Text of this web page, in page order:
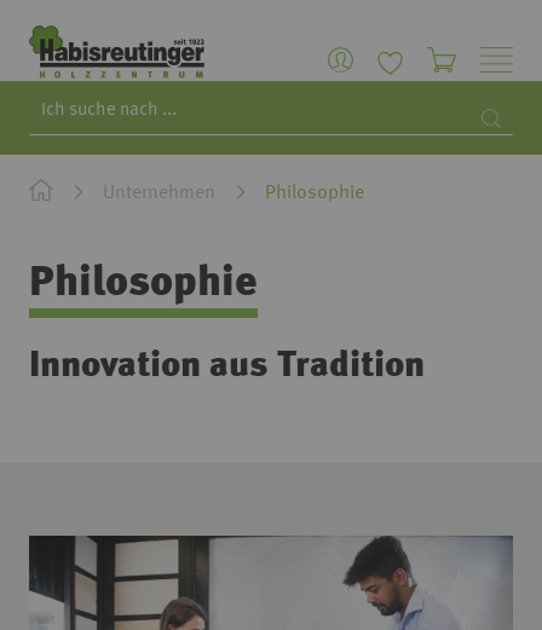
Unternehmen
Philosophie
Philosophie
Innovation aus Tradition